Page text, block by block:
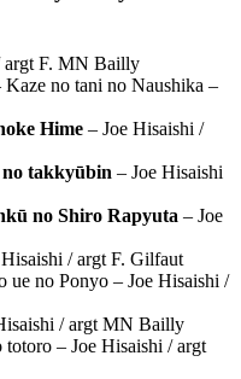
argt F. MN Bailly
Kaze no tani no Naushika –
Hime – Joe Hisaishi /
takkyūbin – Joe Hisaishi
no Shiro Rapyuta – Joe
/ argt F. Gilfaut
ue no Ponyo – Joe Hisaishi /
/ argt MN Bailly
totoro – Joe Hisaishi / argt